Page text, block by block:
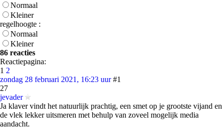
Normaal
Kleiner
regelhoogte :
Normaal
Kleiner
86 reacties
Reactiepagina:
1 2
zondag 28 februari 2021, 16:23 uur #1
27
jevader
Ja klaver vindt het natuurlijk prachtig, een smet op je grootste vijand en
de vlek lekker uitsmeren met behulp van zoveel mogelijk media
aandacht.